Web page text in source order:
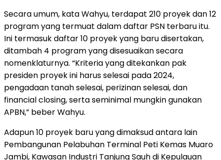
Secara umum, kata Wahyu, terdapat 210 proyek dan 12
program yang termuat dalam daftar PSN terbaru itu.
Ini termasuk daftar 10 proyek yang baru disertakan,
ditambah 4 program yang disesuaikan secara
nomenklaturnya. “Kriteria yang ditekankan pak
presiden proyek ini harus selesai pada 2024,
pengadaan tanah selesai, perizinan selesai, dan
financial closing, serta seminimal mungkin gunakan
APBN,” beber Wahyu.
Adapun 10 proyek baru yang dimaksud antara lain
Pembangunan Pelabuhan Terminal Peti Kemas Muaro
Jambi, Kawasan Industri Tanjung Sauh di Kepulauan